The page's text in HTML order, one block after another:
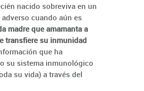
nacido sobreviva en un
cuando aún es
madre que amamanta a
transfiere su inmunidad
que ha
su sistema inmunológico
su vida) a través del